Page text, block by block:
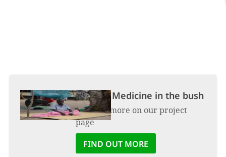
Project:Medicine in the bush
Find out more on our project
page
FIND OUT MORE